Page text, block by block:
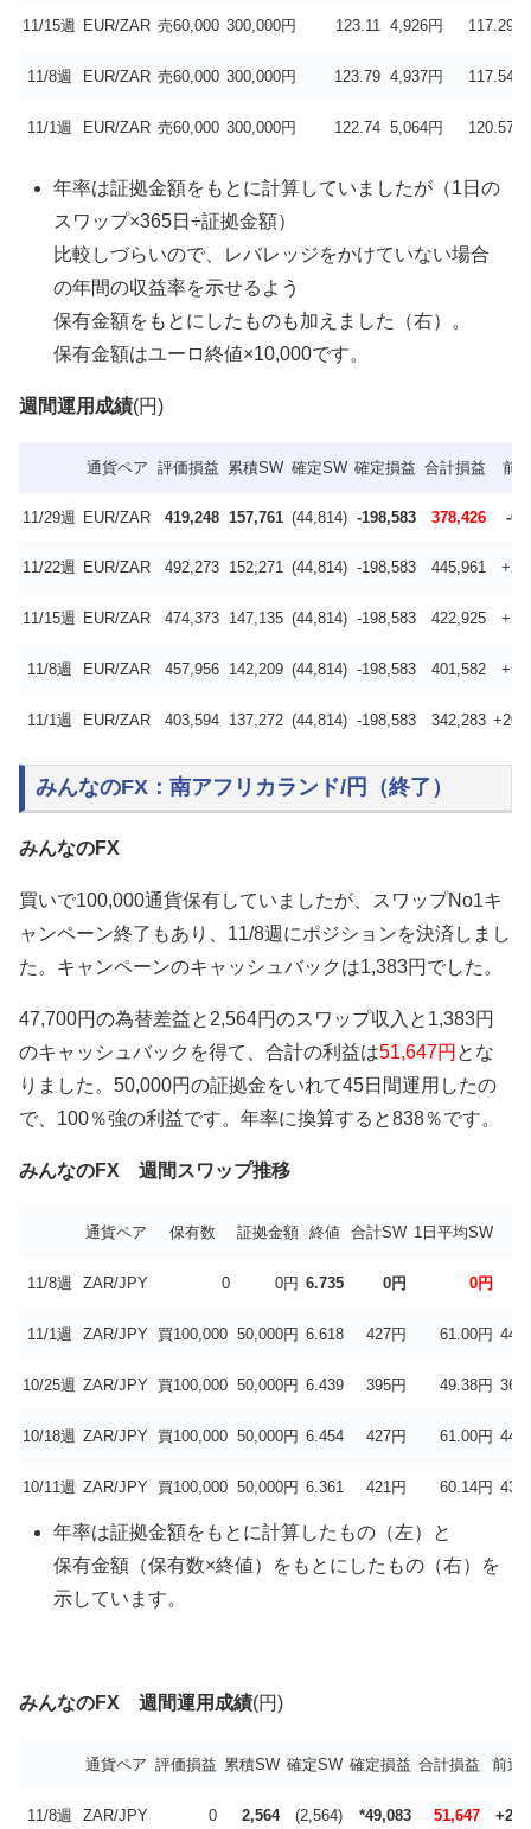
11/15週 EUR/ZAR 売60,000 300,000円 123.11 4,926円 117.29円
11/8週 EUR/ZAR 売60,000 300,000円 123.79 4,937円 117.54円
11/1週 EUR/ZAR 売60,000 300,000円 122.74 5,064円 120.57円
年率は証拠金額をもとに計算していましたが（1日の
スワップ×365日÷証拠金額）
比較しづらいので、レバレッジをかけていない場合
の年間の収益率を示せるよう
保有金額をもとにしたものも加えました（右）。
保有金額はユーロ終値×10,000です。
週間運用成績(円)
通貨ペア 評価損益 累積SW 確定SW 確定損益 合計損益 前
11/29週 EUR/ZAR 419,248 157,761 (44,814) -198,583 378,426 -
11/22週 EUR/ZAR 492,273 152,271 (44,814) -198,583 445,961
11/15週 EUR/ZAR 474,373 147,135 (44,814) -198,583 422,925
11/8週 EUR/ZAR 457,956 142,209 (44,814) -198,583 401,582
11/1週 EUR/ZAR 403,594 137,272 (44,814) -198,583 342,283
みんなのFX：南アフリカランド/円（終了）
みんなのFX
買いで100,000通貨保有していましたが、スワップNo1キ
ャンペーン終了もあり、11/8週にポジションを決済しまし
た。キャンペーンのキャッシュバックは1,383円でした。
47,700円の為替差益と2,564円のスワップ収入と1,383円
のキャッシュバックを得て、合計の利益は51,647円 とな
りました。50,000円の証拠金をいれて45日間運用したの
で、100％強の利益です。年率に換算すると838％です。
みんなのFX 週間スワップ推移
通貨ペア 保有数 証拠金額 終値 合計SW 1日平均SW
11/8週 ZAR/JPY 0 0円 6.735 0円 0円
11/1週 ZAR/JPY 買100,000 50,000円 6.618 427円 61.00円
10/25週 ZAR/JPY 買100,000 50,000円 6.439 395円 49.38円
10/18週 ZAR/JPY 買100,000 50,000円 6.454 427円 61.00円
10/11週 ZAR/JPY 買100,000 50,000円 6.361 421円 60.14円
年率は証拠金額をもとに計算したもの（左）と
保有金額（保有数×終値）をもとにしたもの（右）を
示しています。
みんなのFX 週間運用成績(円)
通貨ペア 評価損益 累積SW 確定SW 確定損益 合計損益 前週
11/8週 ZAR/JPY 0 2,564 (2,564) *49,083 51,647